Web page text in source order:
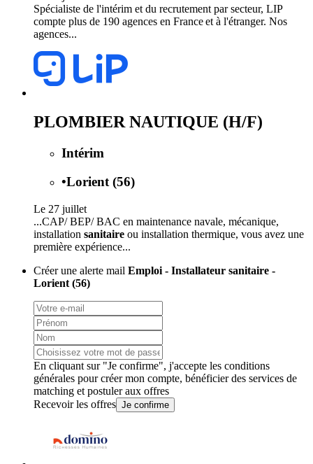
Spécialiste de l'intérim et du recrutement par secteur, LIP
compte plus de 190 agences en France et à l'étranger. Nos
agences...
PLOMBIER NAUTIQUE (H/F)
Intérim
•Lorient (56)
Le 27 juillet
...CAP/ BEP/ BAC en maintenance navale, mécanique,
installation sanitaire ou installation thermique, vous avez une
première expérience...
Créer une alerte mail Emploi - Installateur sanitaire -
Lorient (56)
En cliquant sur "Je confirme", j'accepte les conditions
générales pour créer mon compte, bénéficier des services de
matching et postuler aux offres
Recevoir les offres Je confirme